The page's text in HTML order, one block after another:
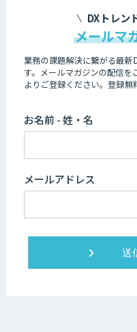
DXトレン
メールマ
業務の課題解決に繋がる最新
す。 メールマガジンの配信を
よりご登録ください。登録無
お名前 - 姓・名
メールアドレス